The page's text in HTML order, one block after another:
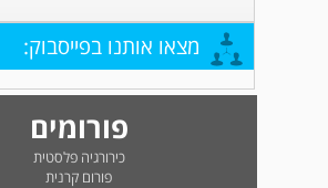
מצאו אותנו בפייסבוק:
פורומים
כירורגיה פלסטית
פורום קרנית